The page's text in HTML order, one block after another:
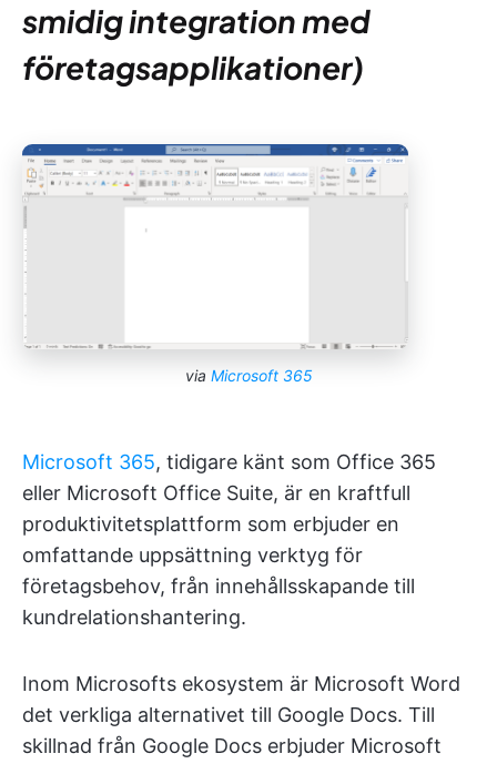
smidig integration med
företagsapplikationer)
via Microsoft 365
Microsoft 365, tidigare känt som Office 365
eller Microsoft Office Suite, är en kraftfull
produktivitetsplattform som erbjuder en
omfattande uppsättning verktyg för
företagsbehov, från innehållsskapande till
kundrelationshantering.
Inom Microsofts ekosystem är Microsoft Word
det verkliga alternativet till Google Docs. Till
skillnad från Google Docs erbjuder Microsoft